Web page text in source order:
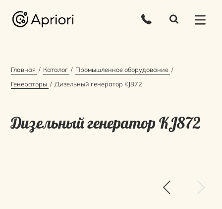
Главная Каталог
Промышленное оборудование
Генераторы
Дизельный генератор KJ872
Дизельный генератор KJ872